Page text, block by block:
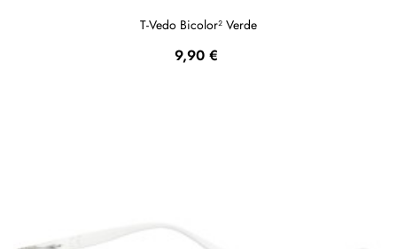
T-Vedo Bicolor² Verde
Prezzo
9,90 €